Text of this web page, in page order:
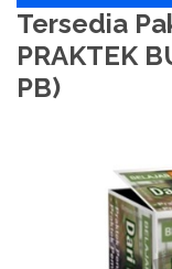
Tersedia
PRAKTEK
PB)